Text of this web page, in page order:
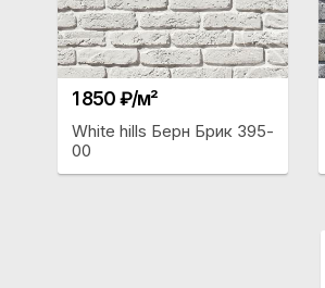
1 850 ₽/м²
White hills Берн Брик 395-
00